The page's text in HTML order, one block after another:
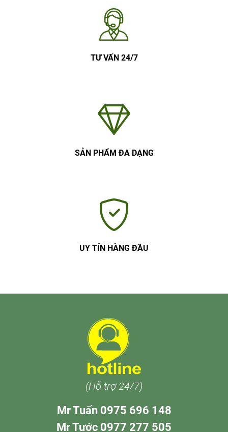
TƯ VẤN 24/7
SẢN PHẨM ĐA DẠNG
UY TÍN HÀNG ĐẦU
(Hỗ trợ 24/7)
Mr Tuấn 0975 696 148
Mr Tước 0977 277 505